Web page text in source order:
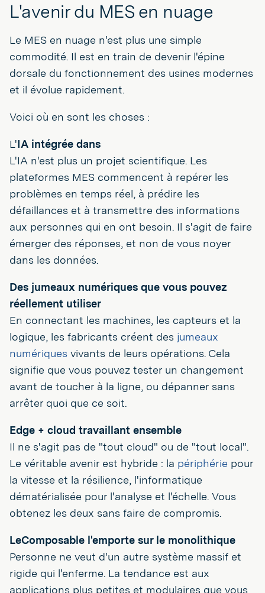
L'avenir du MES en nuage
Le MES en nuage n'est plus une simple
commodité. Il est en train de devenir l'épine
dorsale du fonctionnement des usines modernes
et il évolue rapidement.
Voici où en sont les choses :
L'IA intégrée dans
L'IA n'est plus un projet scientifique. Les
plateformes MES commencent à repérer les
problèmes en temps réel, à prédire les
défaillances et à transmettre des informations
aux personnes qui en ont besoin. Il s'agit de faire
émerger des réponses, et non de vous noyer
dans les données.
Des jumeaux numériques que vous pouvez
réellement utiliser
En connectant les machines, les capteurs et la
logique, les fabricants créent des jumeaux
numériques vivants de leurs opérations. Cela
signifie que vous pouvez tester un changement
avant de toucher à la ligne, ou dépanner sans
arrêter quoi que ce soit.
Edge + cloud travaillant ensemble
Il ne s'agit pas de "tout cloud" ou de "tout local".
Le véritable avenir est hybride : la périphérie pour
la vitesse et la résilience, l'informatique
dématérialisée pour l'analyse et l'échelle. Vous
obtenez les deux sans faire de compromis.
LeComposable l'emporte sur le monolithique
Personne ne veut d'un autre système massif et
rigide qui l'enferme. La tendance est aux
applications plus petites et modulaires que vous